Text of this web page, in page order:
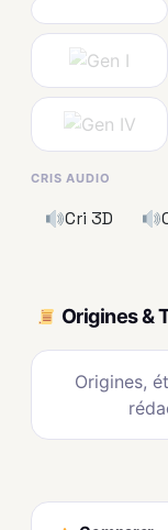
CRIS AUDIO
Cri 3D
Origines &
Origines,